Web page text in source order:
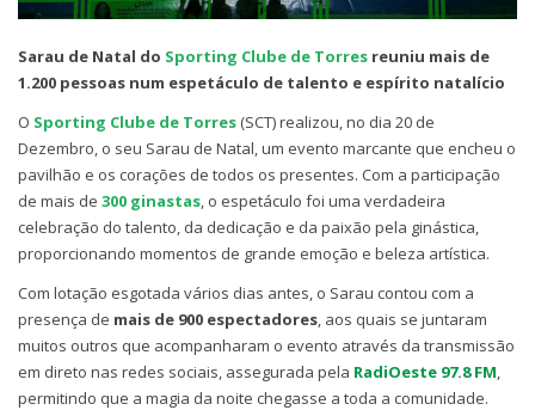
Sarau de Natal do Sporting Clube de Torres reuniu mais de
1.200 pessoas num espetáculo de talento e espírito natalício
O Sporting Clube de Torres (SCT) realizou, no dia 20 de
Dezembro, o seu Sarau de Natal, um evento marcante que encheu o
pavilhão e os corações de todos os presentes. Com a participação
de mais de 300 ginastas , o espetáculo foi uma verdadeira
celebração do talento, da dedicação e da paixão pela ginástica,
proporcionando momentos de grande emoção e beleza artística.
Com lotação esgotada vários dias antes, o Sarau contou com a
presença de mais de 900 espectadores , aos quais se juntaram
muitos outros que acompanharam o evento através da transmissão
em direto nas redes sociais, assegurada pela RadiOeste 97.8 FM
permitindo que a magia da noite chegasse a toda a comunidade.